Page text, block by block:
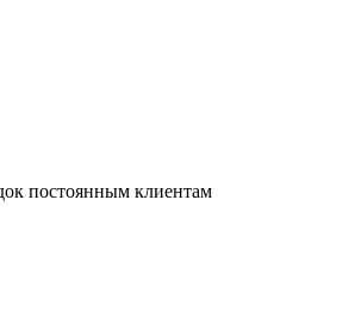
постоянным клиентам